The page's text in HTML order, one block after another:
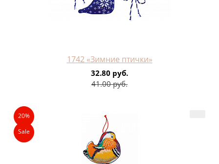
1742 «Зимние птички»
32.80 руб.
41.00 руб.
20%
Sale